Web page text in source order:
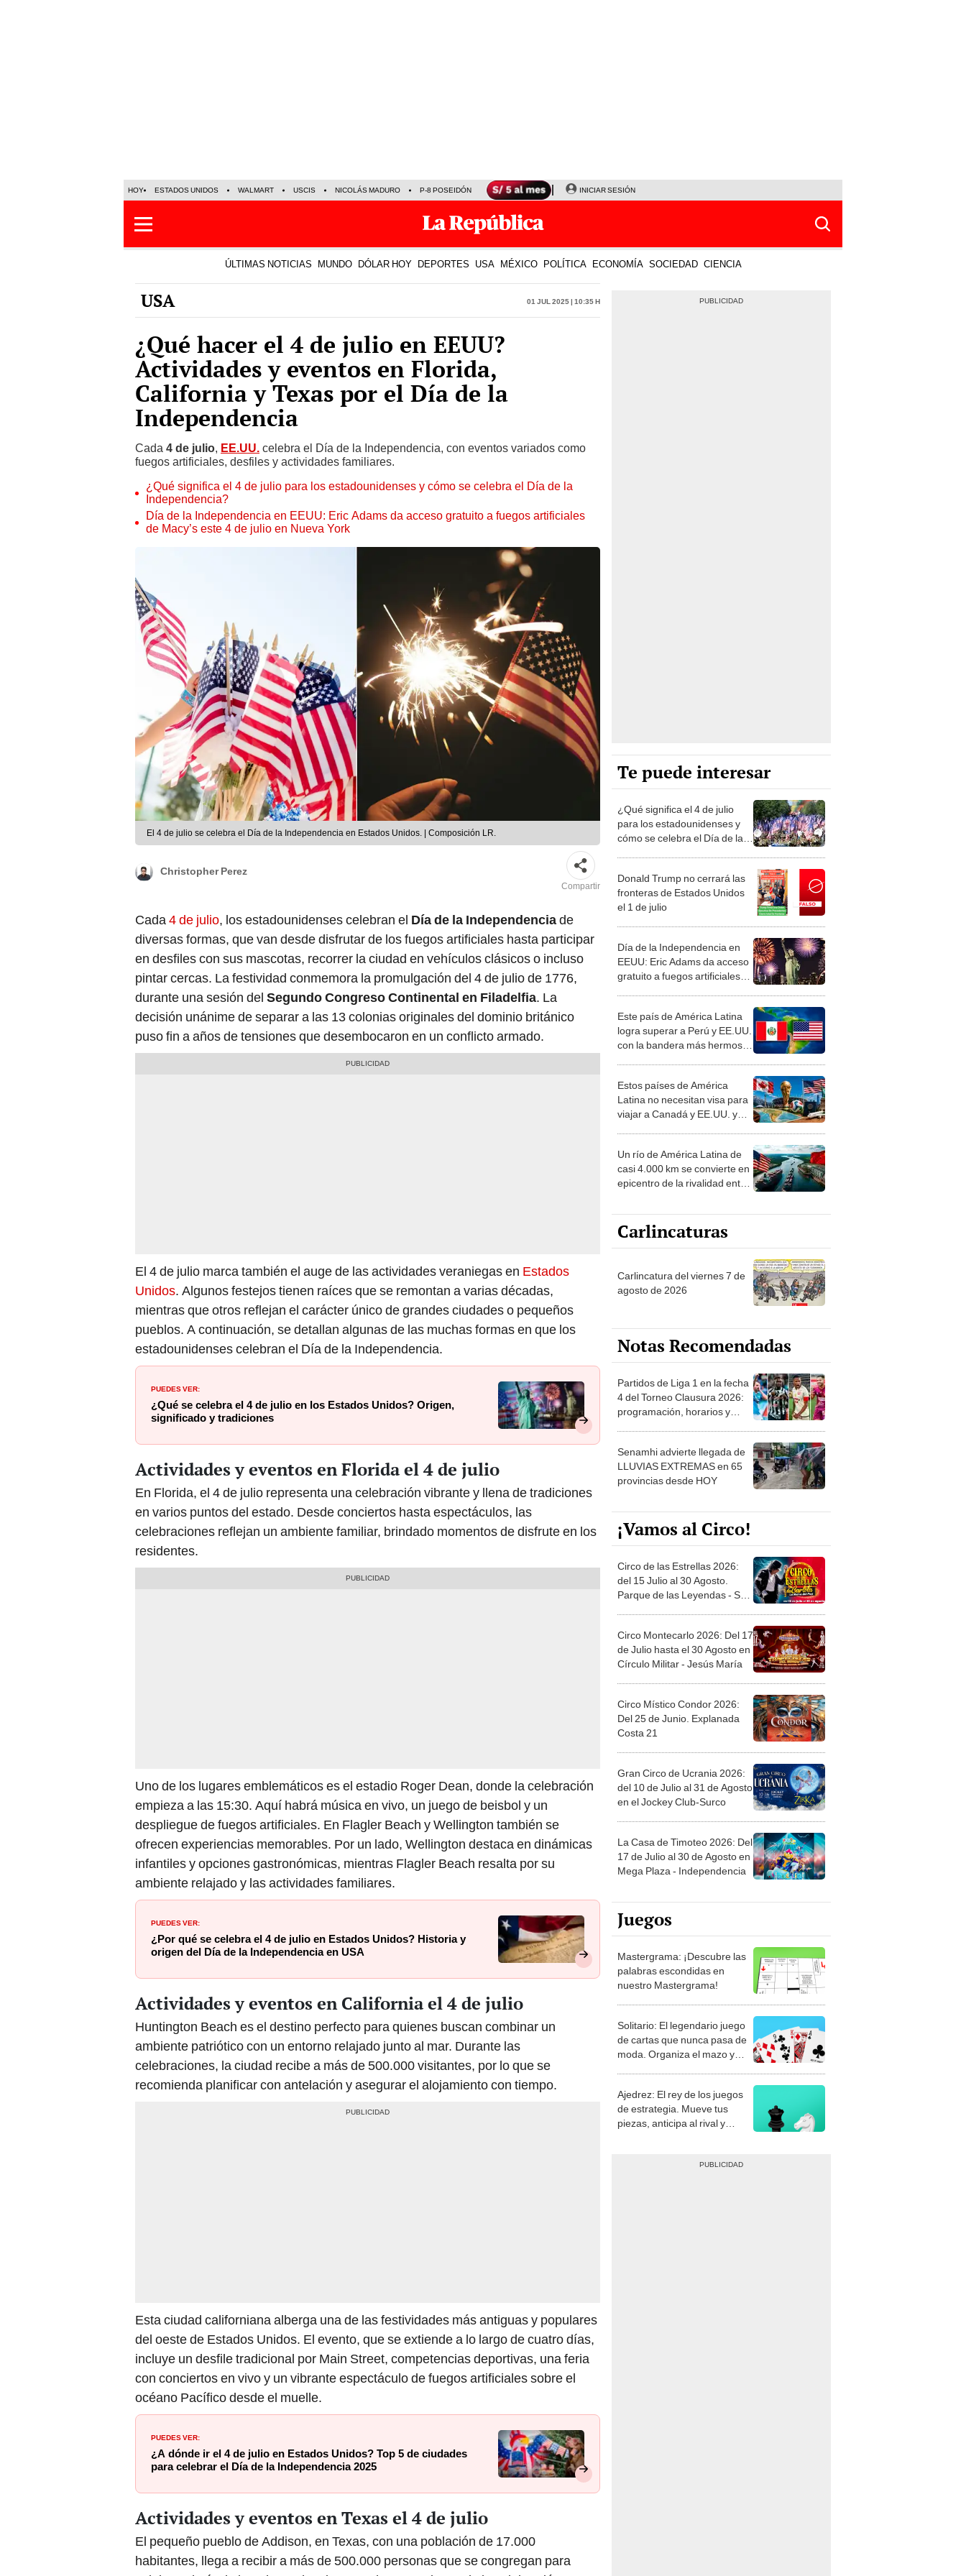
HOY ESTADOS UNIDOS WALMART USCIS NICOLÁS MADURO P-8 POSEIDÓN INICIAR SESIÓN
ÚLTIMAS NOTICIAS MUNDO DÓLAR HOY DEPORTES USA MÉXICO POLÍTICA ECONOMÍA SOCIEDAD CIENCIA
USA 01 Jul 2025 | 10:35 h
¿Qué hacer el 4 de julio en EEUU?
Actividades y eventos en Florida,
California y Texas por el Día de la
Independencia
Cada 4 de julio, EE.UU. celebra el Día de la Independencia, con eventos variados como
fuegos artificiales, desfiles y actividades familiares.
¿Qué significa el 4 de julio para los estadounidenses y cómo se celebra el Día de la
Independencia?
Día de la Independencia en EEUU: Eric Adams da acceso gratuito a fuegos artificiales
de Macy’s este 4 de julio en Nueva York
El 4 de julio se celebra el Día de la Independencia en Estados Unidos. | Composición LR.
Christopher Perez
Compartir
Cada4 de julio, los estadounidenses celebran el Día de la Independenciade
diversas formas, que van desde disfrutar de los fuegos artificiales hasta participar
en desfiles con sus mascotas, recorrer la ciudad en vehículos clásicos o incluso
pintar cercas. La festividad conmemora la promulgación del 4 de julio de 1776,
durante una sesión del Segundo Congreso Continental en Filadelfia. La
decisión unánime de separar a las 13 colonias originales del dominio británico
puso fin a años de tensiones que desembocaron en un conflicto armado.
El 4 de julio marca también el auge de las actividades veraniegas en Estados
Unidos. Algunos festejos tienen raíces que se remontan a varias décadas,
mientras que otros reflejan el carácter único de grandes ciudades o pequeños
pueblos. A continuación, se detallan algunas de las muchas formas en que los
estadounidenses celebran el Día de la Independencia.
PUEDES VER:
¿Qué se celebra el 4 de julio en los Estados Unidos? Origen,
significado y tradiciones
Actividades y eventos en Florida el 4 de julio
En Florida, el 4 de julio representa una celebración vibrante y llena de tradiciones
en varios puntos del estado. Desde conciertos hasta espectáculos, las
celebraciones reflejan un ambiente familiar, brindado momentos de disfrute en los
residentes.
Uno de los lugares emblemáticos es el estadio Roger Dean, donde la celebración
empieza a las 15:30. Aquí habrá música en vivo, un juego de beisbol y un
despliegue de fuegos artificiales. En Flagler Beach y Wellington también se
ofrecen experiencias memorables. Por un lado, Wellington destaca en dinámicas
infantiles y opciones gastronómicas, mientras Flagler Beach resalta por su
ambiente relajado y las actividades familiares.
PUEDES VER:
¿Por qué se celebra el 4 de julio en Estados Unidos? Historia y
origen del Día de la Independencia en USA
Actividades y eventos en California el 4 de julio
Huntington Beach es el destino perfecto para quienes buscan combinar un
ambiente patriótico con un entorno relajado junto al mar. Durante las
celebraciones, la ciudad recibe a más de 500.000 visitantes, por lo que se
recomienda planificar con antelación y asegurar el alojamiento con tiempo.
Esta ciudad californiana alberga una de las festividades más antiguas y populares
del oeste de Estados Unidos. El evento, que se extiende a lo largo de cuatro días,
incluye un desfile tradicional por Main Street, competencias deportivas, una feria
con conciertos en vivo y un vibrante espectáculo de fuegos artificiales sobre el
océano Pacífico desde el muelle.
PUEDES VER:
¿A dónde ir el 4 de julio en Estados Unidos? Top 5 de ciudades
para celebrar el Día de la Independencia 2025
Actividades y eventos en Texas el 4 de julio
El pequeño pueblo de Addison, en Texas, con una población de 17.000
habitantes, llega a recibir a más de 500.000 personas que se congregan para
Te puede interesar
¿Qué significa el 4 de julio
para los estadounidenses y
cómo se celebra el Día de la
Donald Trump no cerrará las
fronteras de Estados Unidos
el 1 de julio
Día de la Independencia en
EEUU: Eric Adams da acceso
gratuito a fuegos artificiales
Este país de América Latina
logra superar a Perú y EE.UU.
con la bandera más hermosa
Estos países de América
Latina no necesitan visa para
viajar a Canadá y EE.UU. y
Un río de América Latina de
casi 4.000 km se convierte en
epicentro de la rivalidad entre
y exportaciones
Carlincaturas
Carlincatura del viernes 7 de
agosto de 2026
Notas Recomendadas
Partidos de Liga 1 en la fecha
4 del Torneo Clausura 2026:
programación, horarios y
Senamhi advierte llegada de
LLUVIAS EXTREMAS en 65
provincias desde HOY
¡Vamos al Circo!
Circo de las Estrellas 2026:
del 15 Julio al 30 Agosto.
Parque de las Leyendas - San
Circo Montecarlo 2026: Del 17
de Julio hasta el 30 Agosto en
Círculo Militar - Jesús María
Circo Místico Condor 2026:
Del 25 de Junio. Explanada
Costa 21
Gran Circo de Ucrania 2026:
del 10 de Julio al 31 de Agosto
en el Jockey Club-Surco
La Casa de Timoteo 2026: Del
17 de Julio al 30 de Agosto en
Mega Plaza - Independencia
Juegos
Mastergrama: ¡Descubre las
palabras escondidas en
nuestro Mastergrama!
Solitario: El legendario juego
de cartas que nunca pasa de
moda. Organiza el mazo y
Ajedrez: El rey de los juegos
de estrategia. Mueve tus
piezas, anticipa al rival y